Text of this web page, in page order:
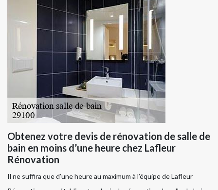
Obtenez votre devis de rénovation de salle de
bain en moins d’une heure chez Lafleur
Rénovation
Il ne suffira que d’une heure au maximum à l’équipe de Lafleur